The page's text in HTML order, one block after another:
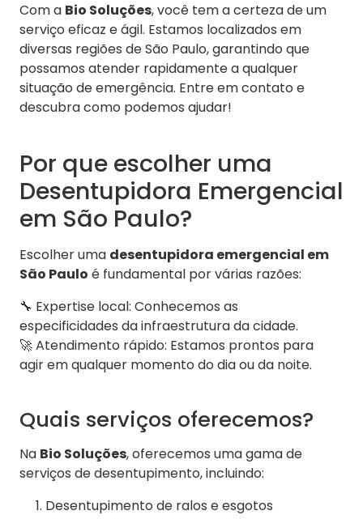
Com a Bio Soluções, você tem a certeza de um
serviço eficaz e ágil. Estamos localizados em
diversas regiões de São Paulo, garantindo que
possamos atender rapidamente a qualquer
situação de emergência. Entre em contato e
descubra como podemos ajudar!
Por que escolher uma
Desentupidora Emergencial
em São Paulo?
Escolher uma desentupidora emergencial em
São Paulo é fundamental por várias razões:
🔧 Expertise local: Conhecemos as
especificidades da infraestrutura da cidade.
🚀 Atendimento rápido: Estamos prontos para
agir em qualquer momento do dia ou da noite.
Quais serviços oferecemos?
Na Bio Soluções, oferecemos uma gama de
serviços de desentupimento, incluindo:
Desentupimento de ralos e esgotos